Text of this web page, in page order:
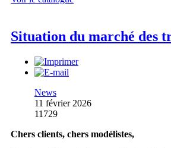
Situation du marché des
News
11 février 2026
11729
Chers clients, chers modélistes,